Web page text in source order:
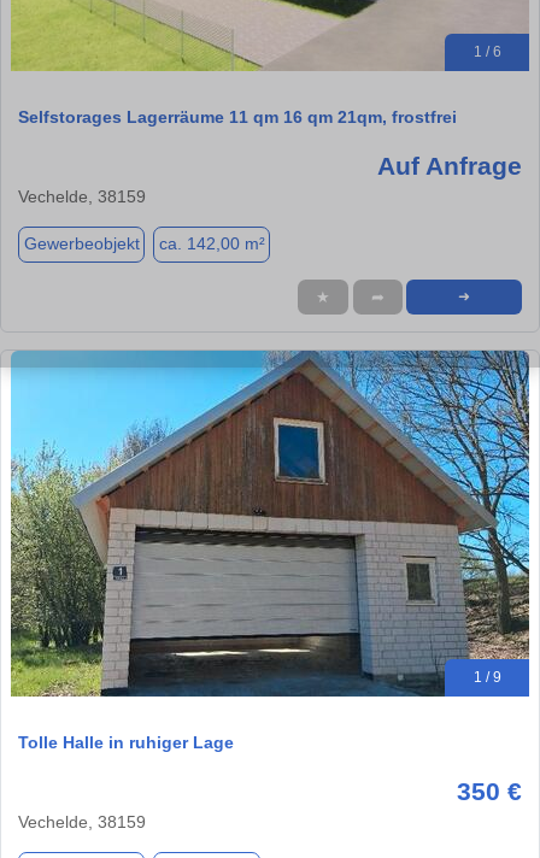
1 / 6
Selfstorages Lagerräume 11 qm 16 qm 21qm, frostfrei
Auf Anfrage
Vechelde, 38159
Gewerbeobjekt ca. 142,00 m²
★ ➦ ➜
1 / 9
Tolle Halle in ruhiger Lage
350 €
Vechelde, 38159